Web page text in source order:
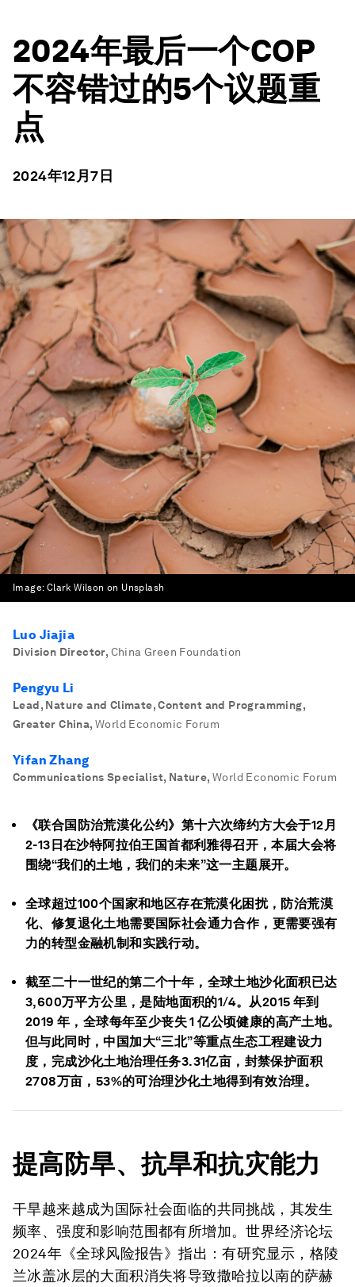
2024年最后一个COP
不容错过的5个议题重
点
2024年12月7日
Image: Clark Wilson on Unsplash
Luo Jiajia
Division Director, China Green Foundation
Pengyu Li
Lead, Nature and Climate, Content and Programming,
Greater China, World Economic Forum
Yifan Zhang
Communications Specialist, Nature, World Economic Forum
《联合国防治荒漠化公约》第十六次缔约方大会于12月
2-13日在沙特阿拉伯王国首都利雅得召开，本届大会将
围绕“我们的土地，我们的未来”这一主题展开。
全球超过100个国家和地区存在荒漠化困扰，防治荒漠
化、修复退化土地需要国际社会通力合作，更需要强有
力的转型金融机制和实践行动。
截至二十一世纪的第二个十年，全球土地沙化面积已达
3,600万平方公里，是陆地面积的1/4。从2015 年到
2019 年，全球每年至少丧失 1 亿公顷健康的高产土地。
但与此同时，中国加大“三北”等重点生态工程建设力
度，完成沙化土地治理任务3.31亿亩，封禁保护面积
2708万亩，53%的可治理沙化土地得到有效治理。
提高防旱、抗旱和抗灾能力
干旱越来越成为国际社会面临的共同挑战，其发生
频率、强度和影响范围都有所增加。世界经济论坛
2024年《全球风险报告》指出：有研究显示，格陵
兰冰盖冰层的大面积消失将导致撒哈拉以南的萨赫